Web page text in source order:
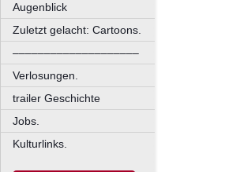
Augenblick
Zuletzt gelacht: Cartoons.
––––––––––––––––––––
Verlosungen.
trailer Geschichte
Jobs.
Kulturlinks.